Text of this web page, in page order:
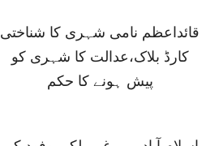
قائداعظم نامی شہری کا شناختی
کارڈ بلاک،عدالت کا شہری کو
پیش ہونے کا حکم